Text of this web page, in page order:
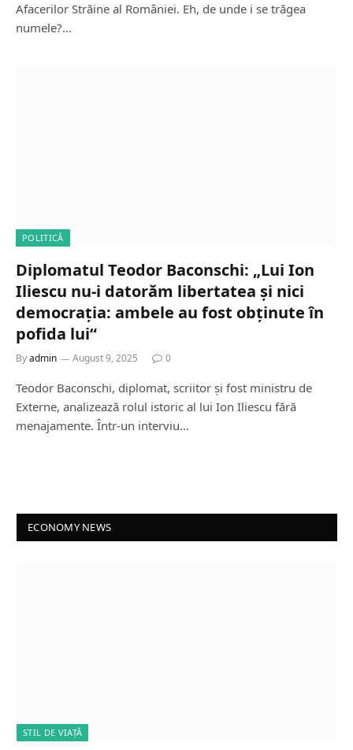
Afacerilor Străine al României. Eh, de unde i se trăgea
numele?…
POLITICĂ
Diplomatul Teodor Baconschi: „Lui Ion
Iliescu nu-i datorăm libertatea și nici
democrația: ambele au fost obținute în
pofida lui“
Byadmin August 9, 2025 0
Teodor Baconschi, diplomat, scriitor și fost ministru de
Externe, analizează rolul istoric al lui Ion Iliescu fără
menajamente. Într-un interviu…
ECONOMY NEWS
STIL DE VIAȚĂ